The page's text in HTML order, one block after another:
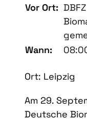
Vor Ort:
Wann:
Ort: Leipzig
Am 29.
Deutsche